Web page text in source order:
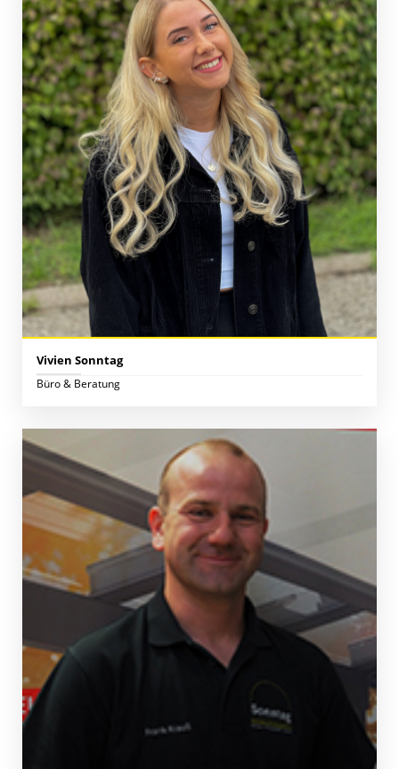
Vivien Sonntag
Büro & Beratung